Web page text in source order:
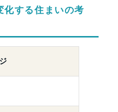
化する住まいの考